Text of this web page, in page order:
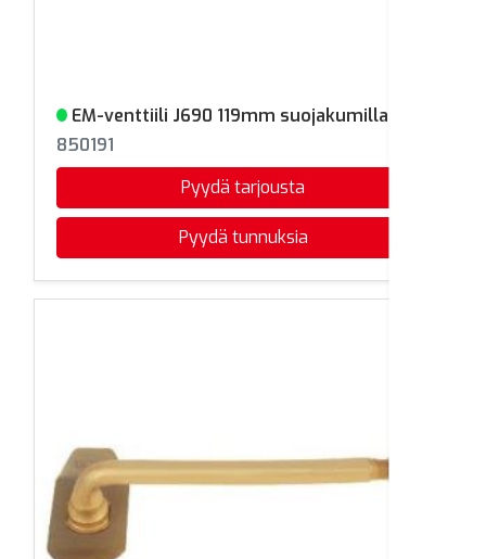
Varastossa
EM-venttiili J690 119mm suojakumilla
850191
Pyydä tarjousta
Pyydä tunnuksia